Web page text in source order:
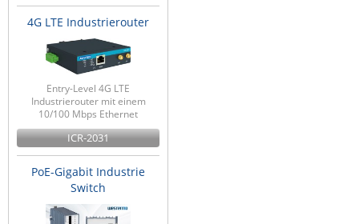
4G LTE Industrierouter
Entry-Level 4G LTE
Industrierouter mit einem
10/100 Mbps Ethernet
ICR-2031
PoE-Gigabit Industrie
Switch